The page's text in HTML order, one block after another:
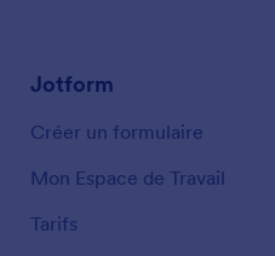
Jotform
Créer un formulaire
Mon Espace de Travail
Tarifs